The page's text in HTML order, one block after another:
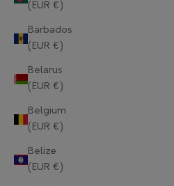
(EUR €)
Barbados
(EUR €)
Belarus
(EUR €)
Belgium
(EUR €)
Belize
(EUR €)